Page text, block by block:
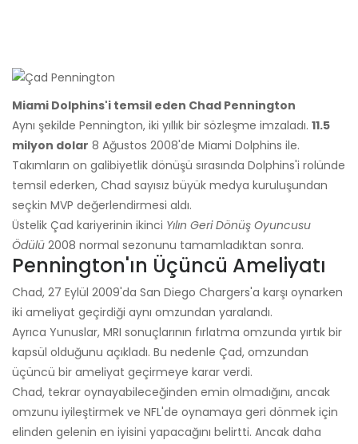
Miami Dolphins'i temsil eden Chad Pennington
Aynı şekilde Pennington, iki yıllık bir sözleşme imzaladı. 11.5
milyon dolar 8 Ağustos 2008'de Miami Dolphins ile.
Takımların on galibiyetlik dönüşü sırasında Dolphins'i rolünde
temsil ederken, Chad sayısız büyük medya kuruluşundan
seçkin MVP değerlendirmesi aldı.
Üstelik Çad kariyerinin ikinci Yılın Geri Dönüş Oyuncusu
Ödülü 2008 normal sezonunu tamamladıktan sonra.
Pennington'ın Üçüncü Ameliyatı
Chad, 27 Eylül 2009'da San Diego Chargers'a karşı oynarken
iki ameliyat geçirdiği aynı omzundan yaralandı.
Ayrıca Yunuslar, MRI sonuçlarının fırlatma omzunda yırtık bir
kapsül olduğunu açıkladı. Bu nedenle Çad, omzundan
üçüncü bir ameliyat geçirmeye karar verdi.
Chad, tekrar oynayabileceğinden emin olmadığını, ancak
omzunu iyileştirmek ve NFL'de oynamaya geri dönmek için
elinden gelenin en iyisini yapacağını belirtti. Ancak daha